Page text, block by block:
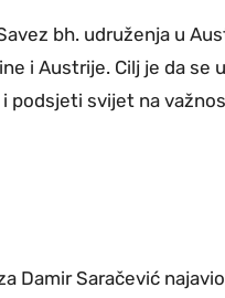
bh. udruženja u
i Austrije. Cilj je da
podsjeti svijet na
Damir Saračević